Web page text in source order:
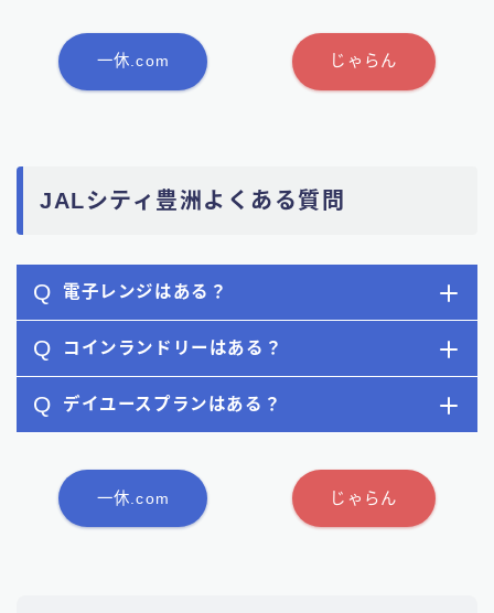
一休.com じゃらん
JALシティ豊洲よくある質問
Q 電子レンジはある？
Q コインランドリーはある？
Q デイユースプランはある？
一休.com じゃらん